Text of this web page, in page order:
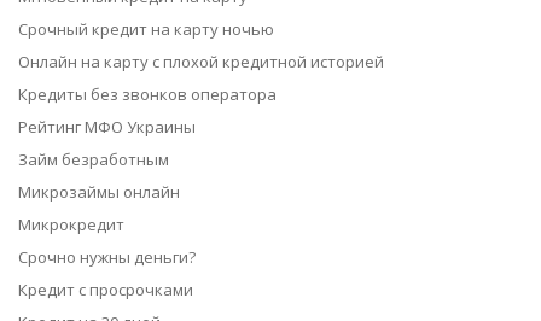
Срочный кредит на карту ночью
Онлайн на карту с плохой кредитной историей
Кредиты без звонков оператора
Рейтинг МФО Украины
Займ безработным
Микрозаймы онлайн
Микрокредит
Срочно нужны деньги?
Кредит с просрочками